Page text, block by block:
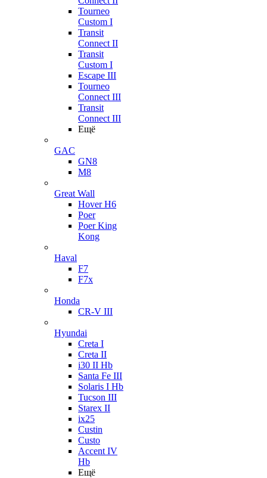
Tourneo
Custom I
Transit
Connect II
Transit
Custom I
Escape III
Tourneo
Connect III
Transit
Connect III
Ещё
GAC
GN8
M8
Great Wall
Hover H6
Poer
Poer King
Kong
Haval
F7
F7x
Honda
CR-V III
Hyundai
Creta I
Creta II
i30 II Hb
Santa Fe III
Solaris I Hb
Tucson III
Starex II
ix25
Custin
Custo
Accent IV
Hb
Ещё